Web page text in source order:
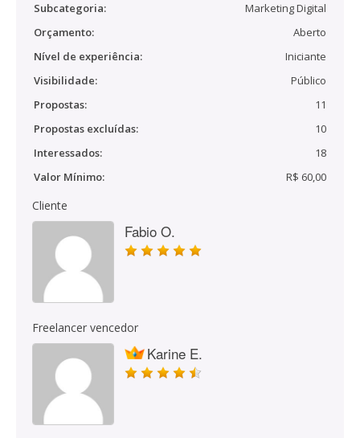
Subcategoria:
Marketing Digital
Orçamento:
Aberto
Nível de experiência:
Iniciante
Visibilidade:
Público
Propostas:
11
Propostas excluídas:
10
Interessados:
18
Valor Mínimo:
R$ 60,00
Cliente
Fabio O.
Freelancer vencedor
Karine E.